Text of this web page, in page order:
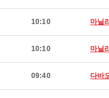
10:10 마닐
10:10 마닐
09:40 다바